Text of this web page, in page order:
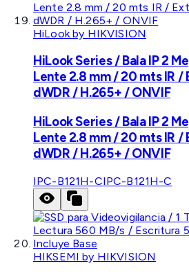
HiLook by HIKVISION
HiLook Series / Bala IP 2
Lente 2.8 mm / 20 mts IR /
dWDR / H.265+ / ONVIF
HiLook Series / Bala IP 2
Lente 2.8 mm / 20 mts IR /
dWDR / H.265+ / ONVIF
IPC-B121H-CIPC-B121H-C
HIKSEMI by HIKVISION